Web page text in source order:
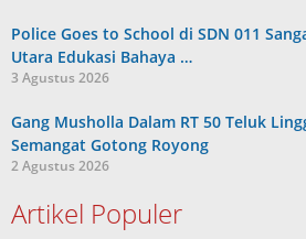
Police Goes to School di SDN 011
Utara Edukasi Bahaya …
3 Agustus 2026
Gang Musholla Dalam RT 50 Teluk
Semangat Gotong Royong
2 Agustus 2026
Artikel Populer